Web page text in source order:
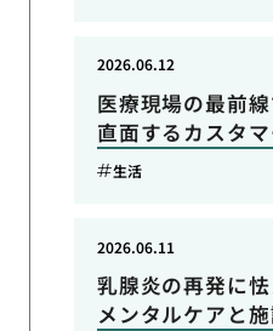
医療現場の最前
直面するカスタ
2026.06.12
生活
乳腺炎の再発に
メンタルケアと
2026.06.11